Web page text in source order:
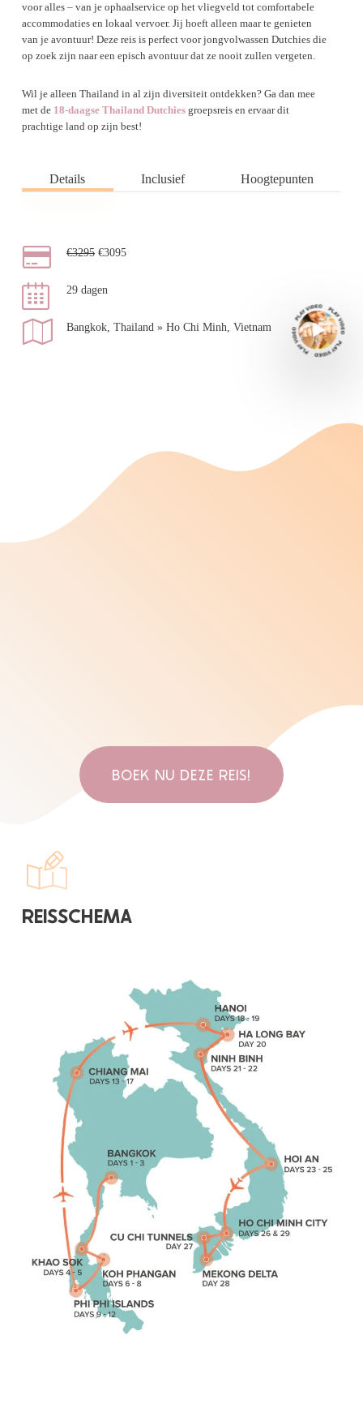
voor alles – van je ophaalservice op het vliegveld tot comfortabele
accommodaties en lokaal vervoer. Jij hoeft alleen maar te genieten
van je avontuur! Deze reis is perfect voor jongvolwassen Dutchies die
op zoek zijn naar een episch avontuur dat ze nooit zullen vergeten.
Wil je alleen Thailand in al zijn diversiteit ontdekken? Ga dan mee
met de 18-daagse Thailand Dutchiesgroepsreis en ervaar dit
prachtige land op zijn best!
Details Inclusief Hoogtepunten
€3295€3095
29 dagen
Bangkok, Thailand » Ho Chi Minh, Vietnam
BOEK NU DEZE REIS!
REISSCHEMA